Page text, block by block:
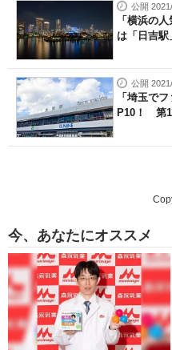
公開
「横浜の
は「日吉
公開
「埼玉で
P10！ 第1
今、あなたにオススメ